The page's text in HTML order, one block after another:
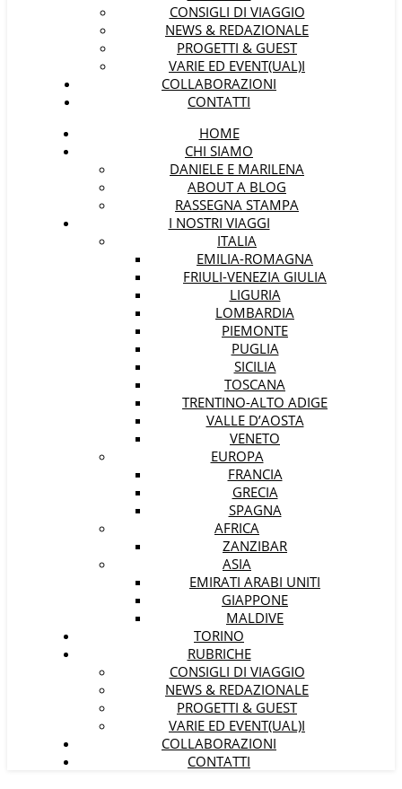
CONSIGLI DI VIAGGIO
NEWS & REDAZIONALE
PROGETTI & GUEST
VARIE ED EVENT(UAL)I
COLLABORAZIONI
CONTATTI
HOME
CHI SIAMO
DANIELE E MARILENA
ABOUT A BLOG
RASSEGNA STAMPA
I NOSTRI VIAGGI
ITALIA
EMILIA-ROMAGNA
FRIULI-VENEZIA GIULIA
LIGURIA
LOMBARDIA
PIEMONTE
PUGLIA
SICILIA
TOSCANA
TRENTINO-ALTO ADIGE
VALLE D’AOSTA
VENETO
EUROPA
FRANCIA
GRECIA
SPAGNA
AFRICA
ZANZIBAR
ASIA
EMIRATI ARABI UNITI
GIAPPONE
MALDIVE
TORINO
RUBRICHE
CONSIGLI DI VIAGGIO
NEWS & REDAZIONALE
PROGETTI & GUEST
VARIE ED EVENT(UAL)I
COLLABORAZIONI
CONTATTI